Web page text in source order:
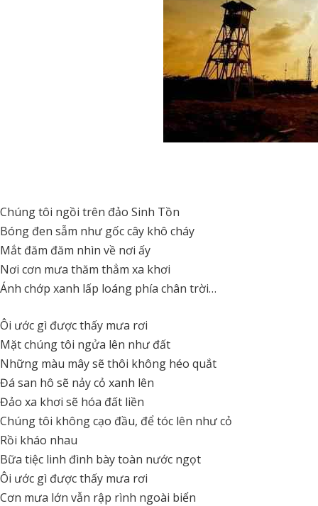
Chúng tôi ngồi trên đảo Sinh Tồn
Bóng đen sẫm như gốc cây khô cháy
Mắt đăm đăm nhìn về nơi ấy
Nơi cơn mưa thăm thẳm xa khơi
Ánh chớp xanh lấp loáng phía chân trời…
Ôi ước gì được thấy mưa rơi
Mặt chúng tôi ngửa lên như đất
Những màu mây sẽ thôi không héo quắt
Đá san hô sẽ nảy cỏ xanh lên
Đảo xa khơi sẽ hóa đất liền
Chúng tôi không cạo đầu, để tóc lên như cỏ
Rồi kháo nhau
Bữa tiệc linh đình bày toàn nước ngọt
Ôi ước gì được thấy mưa rơi
Cơn mưa lớn vẫn rập rình ngoài biển